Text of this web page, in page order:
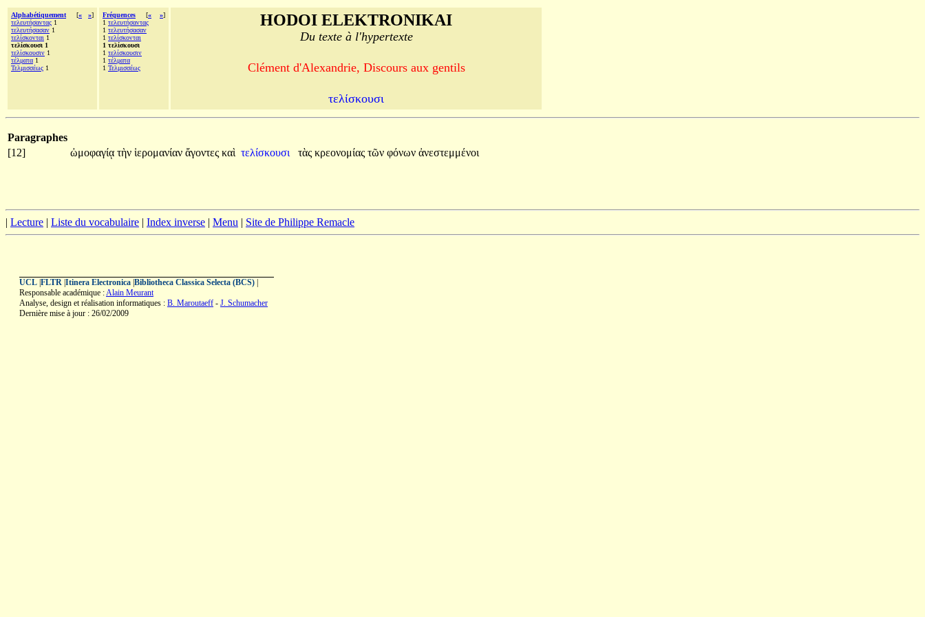
Alphabétiquement [« »]
τελευτήσαντας 1
τελευτήσασαν 1
τελίσκονται 1
τελίσκουσι 1
τελίσκουσιν 1
τέλματα 1
Τελμισσέως 1
Fréquences [« »]
1 τελευτήσαντας
1 τελευτήσασαν
1 τελίσκονται
1 τελίσκουσι
1 τελίσκουσιν
1 τέλματα
1 Τελμισσέως
HODOI ELEKTRONIKAI
Du texte à l'hypertexte
Clément d'Alexandrie, Discours aux gentils
τελίσκουσι
Paragraphes
[12]
ὠμοφαγίᾳ τὴν ἱερομανίαν ἄγοντες καὶ τελίσκουσι τὰς κρεονομίας τῶν φόνων ἀνεστεμμένοι
| Lecture | Liste du vocabulaire | Index inverse | Menu | Site de Philippe Remacle
UCL FLTR Itinera Electronica Bibliotheca Classica Selecta (BCS)
Responsable académique :Alain Meurant
Analyse, design et réalisation informatiques : B. Maroutaeff - J. Schumacher
Dernière mise à jour : 26/02/2009